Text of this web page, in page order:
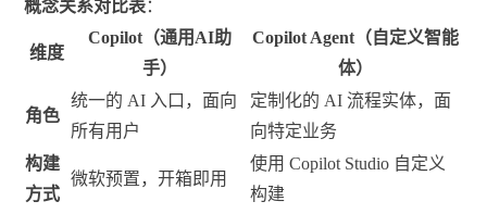
概念关系对比表：
维度
Copilot（通用AI助
手）
Copilot Agent（自定义智能
体）
角色
统一的 AI 入口，面向
所有用户
定制化的 AI 流程实体，面
向特定业务
构建
方式
微软预置，开箱即用
使用 Copilot Studio 自定义
构建